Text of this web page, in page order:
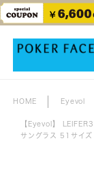
HOME Eyevol
【Eyevol】
サングラス 51サイズ